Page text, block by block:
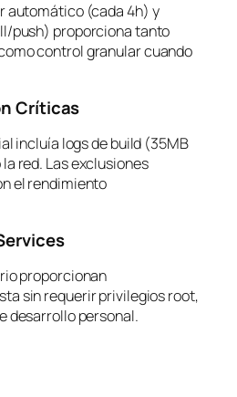
automático (cada 4h) y
push) proporciona tanto
control granular cuando
Críticas
incluía logs de build (35MB
red. Las exclusiones
el rendimiento
proporcionan
sin requerir privilegios root,
desarrollo personal.